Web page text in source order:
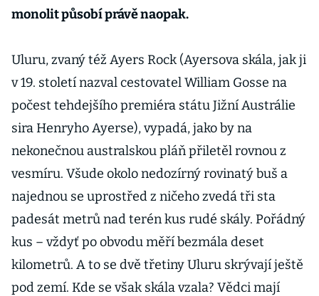
monolit působí právě naopak.
Uluru, zvaný též Ayers Rock (Ayersova skála, jak ji
v 19. století nazval cestovatel William Gosse na
počest tehdejšího premiéra státu Jižní Austrálie
sira Henryho Ayerse), vypadá, jako by na
nekonečnou australskou pláň přiletěl rovnou z
vesmíru. Všude okolo nedozírný rovinatý buš a
najednou se uprostřed z ničeho zvedá tři sta
padesát metrů nad terén kus rudé skály. Pořádný
kus – vždyť po obvodu měří bezmála deset
kilometrů. A to se dvě třetiny Uluru skrývají ještě
pod zemí. Kde se však skála vzala? Vědci mají